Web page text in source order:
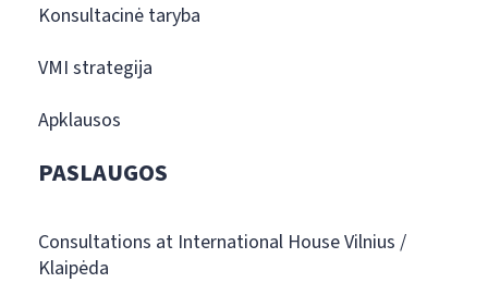
Konsultacinė taryba
VMI strategija
Apklausos
PASLAUGOS
Consultations at International House Vilnius /
Klaipėda